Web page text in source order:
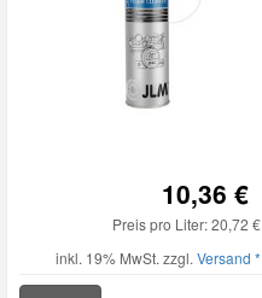
10,36 €
Preis pro Liter: 20,72 €
inkl. 19% MwSt. zzgl. Versand *